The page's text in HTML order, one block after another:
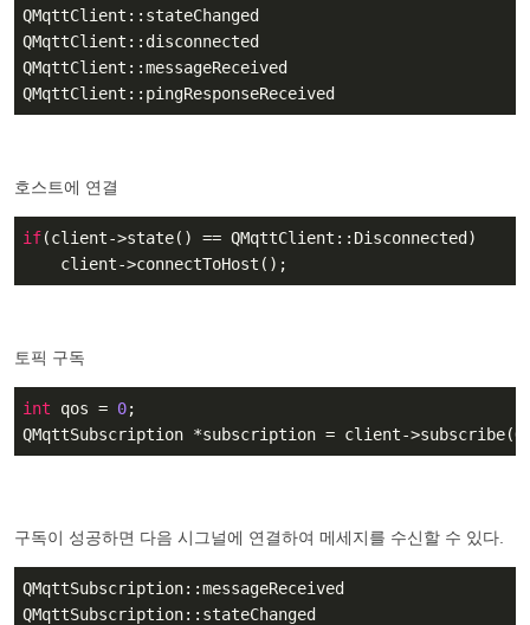
QMqttClient::stateChanged
QMqttClient::disconnected
QMqttClient::messageReceived
QMqttClient::pingResponseReceived
호스트에 연결
if(client->state() == QMqttClient::Disconnected)
    client->connectToHost();
토픽 구독
int qos = 0;
QMqttSubscription *subscription = client-
구독이 성공하면 다음 시그널에 연결하여 메세지를 수신할 수 있다.
QMqttSubscription::messageReceived
QMqttSubscription::stateChanged